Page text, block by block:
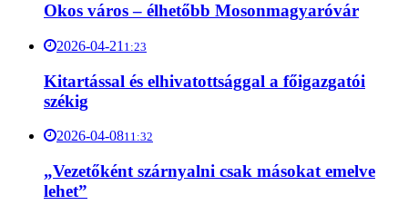
Okos város – élhetőbb Mosonmagyaróvár
2026-04-21 1:23
Kitartással és elhivatottsággal a főigazgatói
székig
2026-04-0811:32
„Vezetőként szárnyalni csak másokat emelve
lehet”